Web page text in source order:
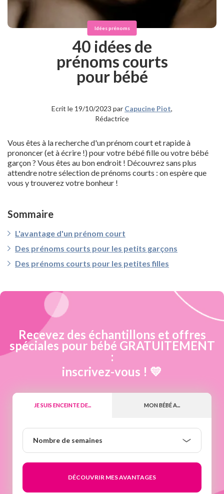
Idées prénoms
40 idées de
prénoms courts
pour bébé
Ecrit le 19/10/2023 par Capucine Piot,
Rédactrice
Vous êtes à la recherche d'un prénom court et rapide à
prononcer (et à écrire !) pour votre bébé fille ou votre bébé
garçon ? Vous êtes au bon endroit ! Découvrez sans plus
attendre notre sélection de prénoms courts : on espère que
vous y trouverez votre bonheur !
Sommaire
L'avantage d'un prénom court
Des prénoms courts pour les petits garçons
Des prénoms courts pour les petites filles
Recevez des échantillons et offres
spéciales pour bébé GRATUITEMENT
:
inscrivez-vous ! 💛
JE SUIS ENCEINTE DE... MON BÉBÉ A...
semaines
Nombre de semaines